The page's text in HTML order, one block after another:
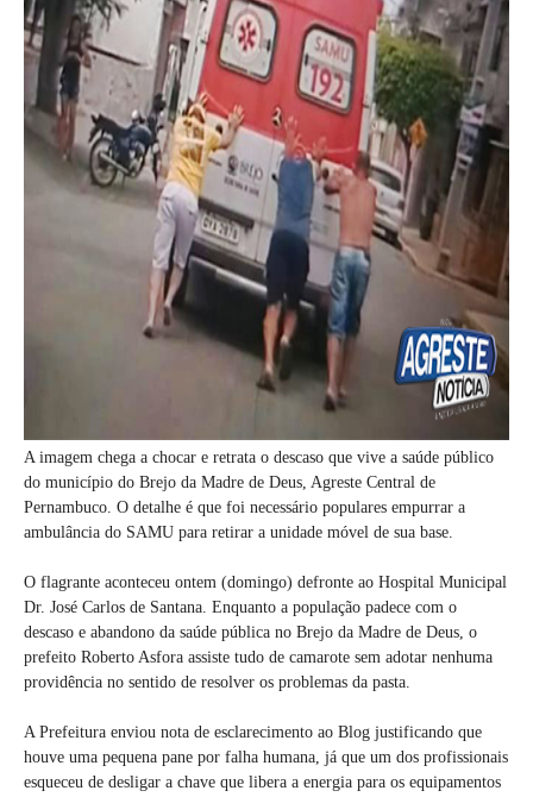
A imagem chega a chocar e retrata o descaso que vive a saúde público
do município do Brejo da Madre de Deus, Agreste Central de
Pernambuco. O detalhe é que foi necessário populares empurrar a
ambulância do SAMU para retirar a unidade móvel de sua base.
O flagrante aconteceu ontem (domingo) defronte ao Hospital Municipal
Dr. José Carlos de Santana. Enquanto a população padece com o
descaso e abandono da saúde pública no Brejo da Madre de Deus, o
prefeito Roberto Asfora assiste tudo de camarote sem adotar nenhuma
providência no sentido de resolver os problemas da pasta.
A Prefeitura enviou nota de esclarecimento ao Blog justificando que
houve uma pequena pane por falha humana, já que um dos profissionais
esqueceu de desligar a chave que libera a energia para os equipamentos